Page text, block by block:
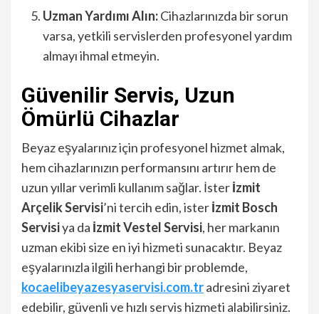
Uzman Yardımı Alın:Cihazlarınızda bir sorun
varsa, yetkili servislerden profesyonel yardım
almayı ihmal etmeyin.
Güvenilir Servis, Uzun
Ömürlü Cihazlar
Beyaz eşyalarınız için profesyonel hizmet almak,
hem cihazlarınızın performansını artırır hem de
uzun yıllar verimli kullanım sağlar. İsterİzmit
Arçelik Servisi’ni tercih edin, isterİzmit Bosch
Servisiya da İzmit Vestel Servisi, her markanın
uzman ekibi size en iyi hizmeti sunacaktır. Beyaz
eşyalarınızla ilgili herhangi bir problemde,
kocaelibeyazesyaservisi.com.tradresini ziyaret
edebilir, güvenli ve hızlı servis hizmeti alabilirsiniz.